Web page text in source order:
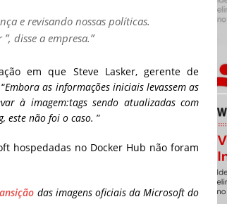
e revisando nossas políticas.
disse a empresa.”
em que Steve Lasker, gerente de
Embora as informações iniciais levassem as
à imagem:tags sendo atualizadas com
este não foi o caso. ”
hospedadas no Docker Hub não foram
das imagens oficiais da Microsoft do